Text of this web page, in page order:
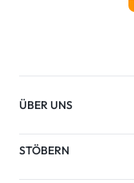
ÜBER UNS
STÖBERN